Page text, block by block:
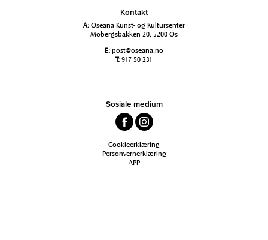
Kontakt
A: Oseana Kunst- og Kultursenter
Mobergsbakken 20, 5200 Os
E: post@oseana.no
T: 917 50 231
Sosiale medium
Cookieerklæring
Personvernerklæring
APP